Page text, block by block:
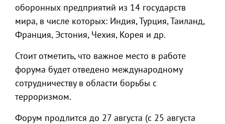
оборонных предприятий из 14 государств
мира, в числе которых: Индия, Турция, Таиланд,
Франция, Эстония, Чехия, Корея и др.
Стоит отметить, что важное место в работе
форума будет отведено международному
сотрудничеству в области борьбы с
терроризмом.
Форум продлится до 27 августа (с 25 августа